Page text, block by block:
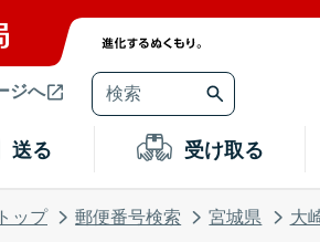
ジへ
送る 受け取る
ップ 郵便番号検索 宮城県 大